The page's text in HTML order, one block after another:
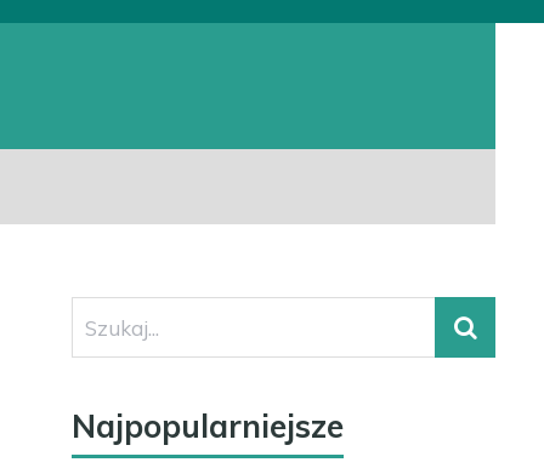
Najpopularniejsze